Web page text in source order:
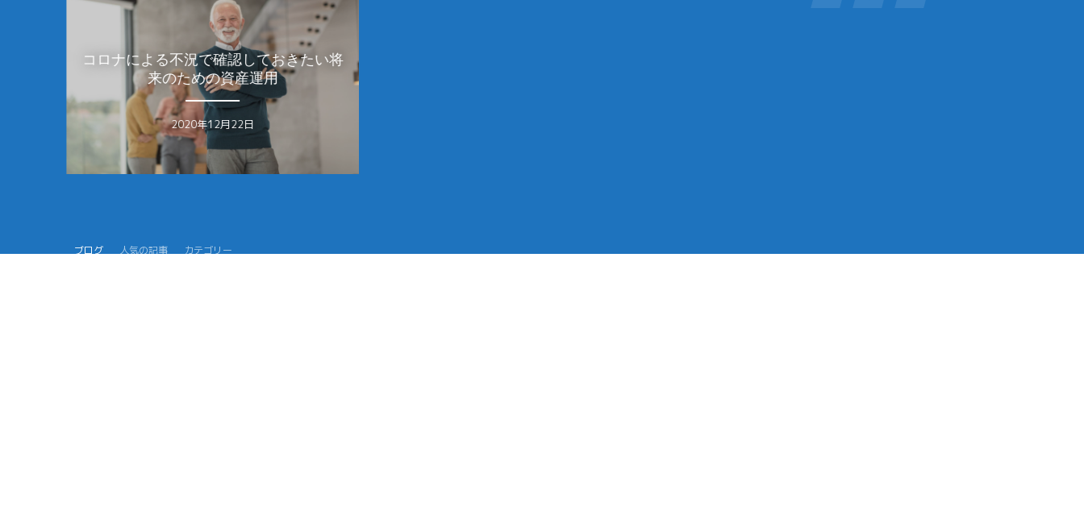
認しておきたい将
女性の4割が資産運用の必要性を感じて
る？女性に人気の投資ランキング
ブログ 人気の記事 カテゴリー